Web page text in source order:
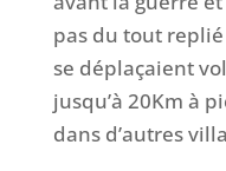
pas du tout
se déplaçaient
jusqu’à 20Km à
dans d’autres